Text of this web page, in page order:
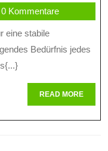
0 Kommentare
Bedürfnis jedes
READ MOREREAD
MORE